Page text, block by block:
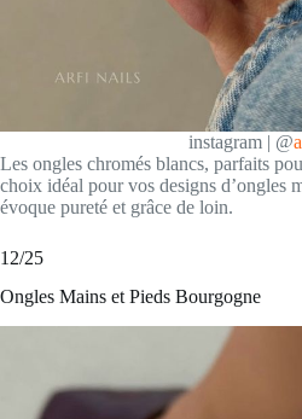
instagram | @
Les ongles chromés blancs, parfaits
choix idéal pour vos designs d’ongles
évoque pureté et grâce de loin.
12/25
Ongles Mains et Pieds Bourgogne